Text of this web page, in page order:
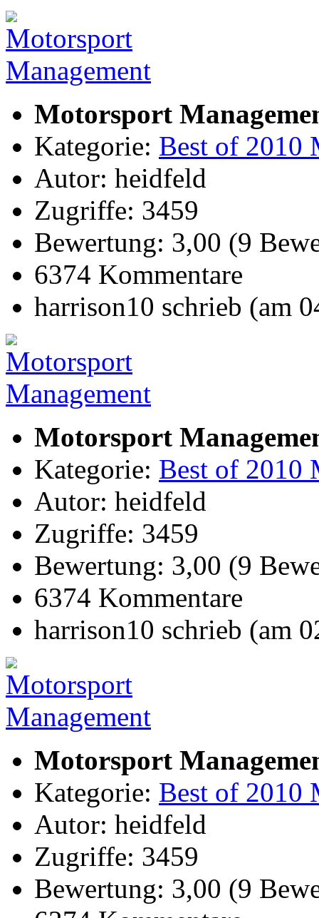
Motorsport
Kategorie: Best of 2010
Autor: heidfeld
Zugriffe: 3459
Bewertung: 3,00 (9
6374 Kommentare
harrison10 schrieb (am
Motorsport
Kategorie: Best of 2010
Autor: heidfeld
Zugriffe: 3459
Bewertung: 3,00 (9
6374 Kommentare
harrison10 schrieb (am
Motorsport
Kategorie: Best of 2010
Autor: heidfeld
Zugriffe: 3459
Bewertung: 3,00 (9